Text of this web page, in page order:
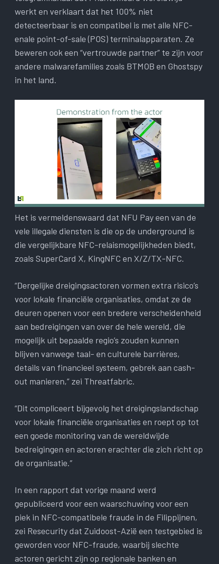
werkt en verklaart dat het 100% niet
detecteerbaar is en compatibel is met alle NFC-
enale point-of-sale (POS) terminalapparaten. Ze
beweren ook een “vertrouwde partner” te zijn voor
andere malwarefamilies zoals BTMOB en Ghostspy
in het land.
Het is vermeldenswaard dat NFU Pay een van de
vele illegale diensten is die op de underground is
die vergelijkbare NFC-relaismogelijkheden biedt,
zoals SuperCard X, KingNFC en X/Z/TX-NFC.
“Dergelijke dreigingsactoren vormen extra risico’s
voor lokale financiële organisaties, omdat ze de
deuren openen voor een bredere verscheidenheid
aan bedreigingen van over de hele wereld, die
mogelijk uit bepaalde regio’s zouden kunnen
blijven vanwege taal- en culturele barrières,
details van financieel systeem, gebrek aan cash-
out manieren,” zei Threatfabric.
“Dit compliceert bijgevolg het dreigingslandschap
voor lokale financiële organisaties en roept op tot
een goede monitoring van de wereldwijde
bedreigingen en actoren erachter die zich richt op
de organisatie.”
In een rapport dat vorige maand werd
gepubliceerd voor een waarschuwing voor een
piek in NFC-compatibele fraude in de Filippijnen,
zei Resecurity dat Zuidoost-Azië een testgebied is
geworden voor NFC-fraude, waarbij slechte
actoren gericht zijn op regionale banken en